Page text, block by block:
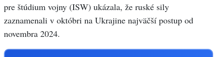
pre štúdium vojny (ISW) ukázala, že ruské sily
zaznamenali v októbri na Ukrajine najväčší postup od
novembra 2024.